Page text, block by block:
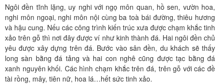
Ngôi đền tĩnh lặng, uy nghi với ngọ môn quan, hồ sen, vườn hoa,
nghi môn ngoại, nghi môn nội cùng ba toà bái đường, thiêu hương
và hậu cung. Nếu các công trình kiến trúc xưa được chạm khắc tinh
xảo trên gỗ thì nơi đây được ví như kinh thành đá. Hai ngôi đền chủ
yêu được xây dựng trên đá. Bước vào sân đền, du khách sẽ thấy
long sàn bằng đá tảng và hai con nghê cũng được tạc bằng đá
xanh nguyên khối. Các hình chạm khắc trên đá, trên gỗ với các đề
tài rồng, mây, tiên nữ, hoa lá…hết sức tinh xảo.